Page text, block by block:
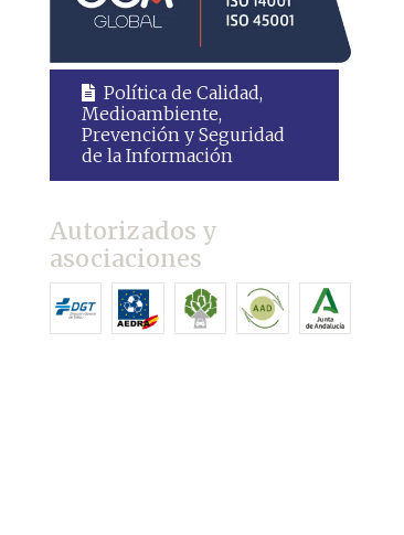
Política de Calidad,
Medioambiente,
Prevención y Seguridad
de la Información
Autorizados y
asociaciones